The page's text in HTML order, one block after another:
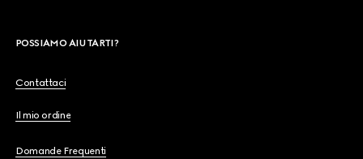
POSSIAMO AIUTARTI?
Contattaci
Il mio ordine
Domande Frequenti